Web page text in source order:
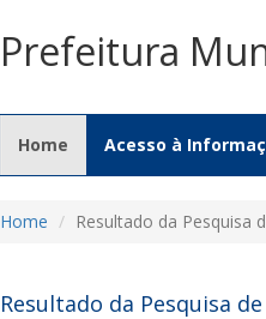
Prefeitura
Home (current)
Acesso à
Home Resultado da Pesquisa
Resultado da Pesquisa